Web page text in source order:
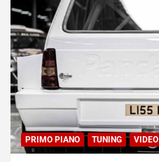
PRIMO PIANO TUNING VIDEO
r
i
f
i
c
a
t
o
N
o
n
l
a
C
o
r
s
a
N
o
t
t